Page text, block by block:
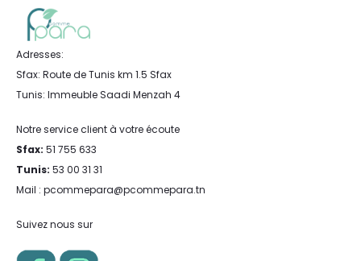
Adresses:
Sfax: Route de Tunis km 1.5 Sfax
Tunis: Immeuble Saadi Menzah 4
Notre service client à votre écoute
Sfax: 51 755 633
Tunis: 53 00 31 31
Mail : pcommepara@pcommepara.tn
Suivez nous sur